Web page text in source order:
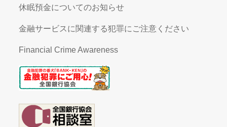
休眠預金についてのお知らせ
金融サービスに関連する犯罪にご注意ください
Financial Crime Awareness